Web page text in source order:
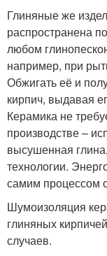
Глиняные же
распространена
любом
например, при
Обжигать её и
кирпич, выдавая
Керамика не
производстве –
высушенная
технологии.
самим процессом
Шумоизоляция
глиняных
случаев.